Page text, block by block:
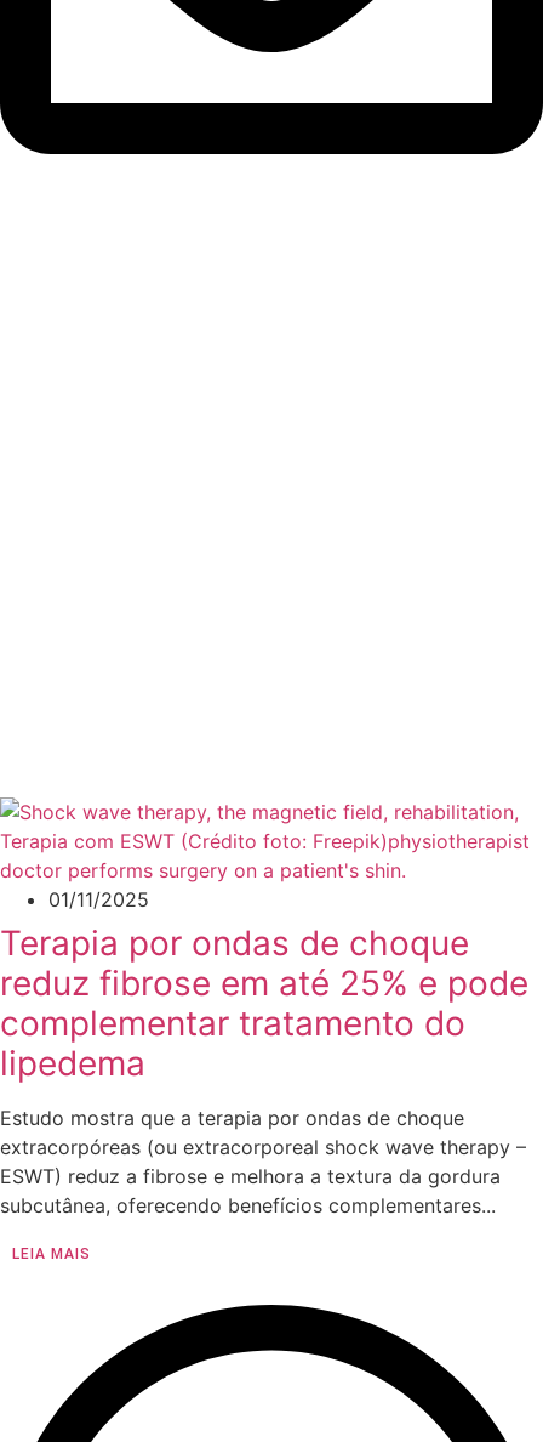
01/11/2025
Terapia por ondas de choque
reduz fibrose em até 25% e pode
complementar tratamento do
lipedema
Estudo mostra que a terapia por ondas de choque
extracorpóreas (ou extracorporeal shock wave therapy –
ESWT) reduz a fibrose e melhora a textura da gordura
subcutânea, oferecendo benefícios complementares...
LEIA MAIS